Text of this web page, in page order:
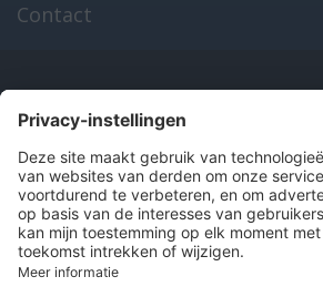
Contact
Onze producten
en diensten
Over Hitma
Algemene voorwaarden